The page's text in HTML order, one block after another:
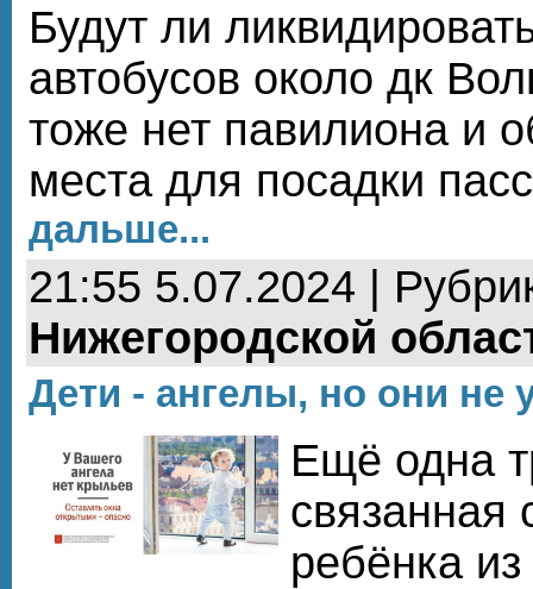
Будут ли
автобусов около дк
тоже нет павилиона и
места для посадки
дальше...
21:55 5.07.2024 |
Нижегородской
Дети - ангелы, но они не
Ещё одна
связанная
ребёнка